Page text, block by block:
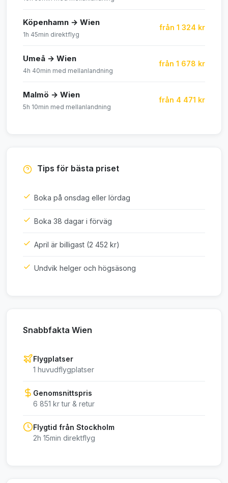
Köpenhamn → Wien
1h 45min direktflyg
från 1 324 kr
Umeå → Wien
4h 40min med mellanlandning
från 1 678 kr
Malmö → Wien
5h 10min med mellanlandning
från 4 471 kr
Tips för bästa priset
Boka på onsdag eller lördag
Boka 38 dagar i förväg
April är billigast (2 452 kr)
Undvik helger och högsäsong
Snabbfakta Wien
Flygplatser
1 huvudflygplatser
Genomsnittspris
6 851 kr tur & retur
Flygtid från Stockholm
2h 15min direktflyg